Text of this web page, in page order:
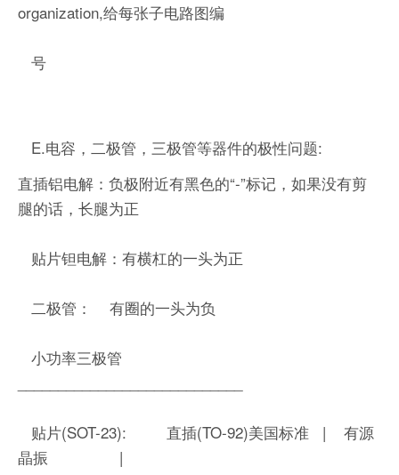
organization,给每张子电路图编
号
E.电容，二极管，三极管等器件的极性问题:
直插铝电解：负极附近有黑色的“-”标记，如果没有剪
腿的话，长腿为正
贴片钽电解：有横杠的一头为正
二极管： 有圈的一头为负
小功率三极管
贴片(SOT-23): 直插(TO-92)美国标准 | 有源
晶振 |